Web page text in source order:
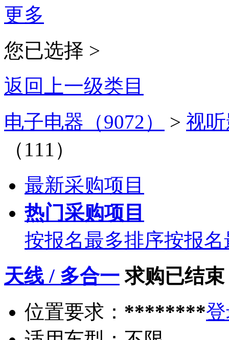
更多
您已选择 >
返回上一级类目
电子电器（9072）
> 视
（111）
最新采购项目
热门采购项目
按报名最多排序按报
天线 / 多合一 求购已结束
位置要求： ********